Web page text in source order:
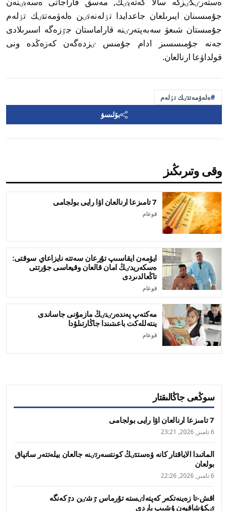
جۇمىسىنان ايىرىلعان جاعدايدا تٶلەنەتٸن ەلەۋمەتتٸك تٶلەم
جۇمىستان شىعۋ سەبەپتەرٸنە قاراماستان جٷزەگە اسىرىلادى
جەنە جۇمىسسىز ادام جۇمىس ٸزدەگەن كەزەڭدە ونى
قولداۋعا ارنالعان.
ەلەۋمەتتٸك تٶلەم
بۆلىسۋ
وقى وتىرىڭىز
7 تامىزعا ارنالعان اۋا رايى بولجامى
قوعام
ايۋمەن ايقاسىپ تۇرعان سەتتە نايزاعاي سوقتى:
ەسكەريدٸڭ امان قالعان وقيعاسى جۇرتتى
تاڭعالدىردى
قوعام
مەكتەپ پەندەرٸنٸڭ مازمۇنى جاساندى
ينتەللەكت باعىتىندا جاڭارتىلۋدا
قوعام
سوڭعى جاڭالىقتار
7 تامىزعا ارنالعان اۋا رايى بولجامى
6 تامىز, 2026, 23:21
الماتىدا الاياقتار كانە ۋەستتٸڭ كونتسەرتٸنە جالعان بيلەتتەر ساتپاق
بولعان
6 تامىز, 2026, 22:26
اقش-تا زەينەتكەر كەپتەلٸستە تۇرماس ٷشٸن دٷكەنگە
تٸكۇشاقپەن ۇشىپ باردى